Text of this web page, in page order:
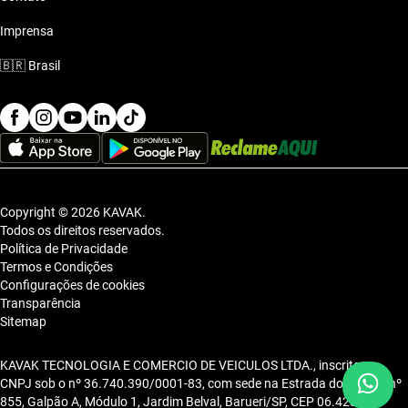
Imprensa
🇧🇷 Brasil
Copyright © 2026 KAVAK.
Todos os direitos reservados.
Política de Privacidade
Termos e Condições
Configurações de cookies
Transparência
Sitemap
KAVAK TECNOLOGIA E COMERCIO DE VEICULOS LTDA., inscrita no
CNPJ sob o nº 36.740.390/0001-83, com sede na Estrada dos Alpes, nº
855, Galpão A, Módulo 1, Jardim Belval, Barueri/SP, CEP 06.423-080